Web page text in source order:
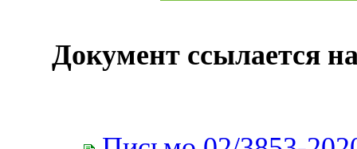
Документ ссылается